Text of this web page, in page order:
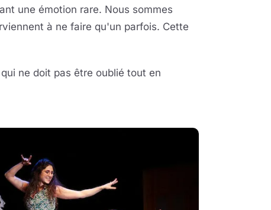
une émotion rare. Nous sommes
à ne faire qu'un parfois. Cette
ne doit pas être oublié tout en